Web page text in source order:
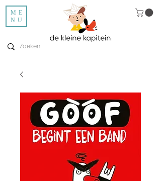
ME
NU